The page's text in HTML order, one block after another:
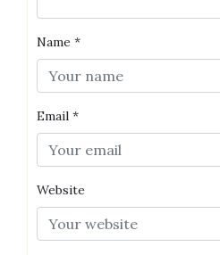
Name *
Email *
Website